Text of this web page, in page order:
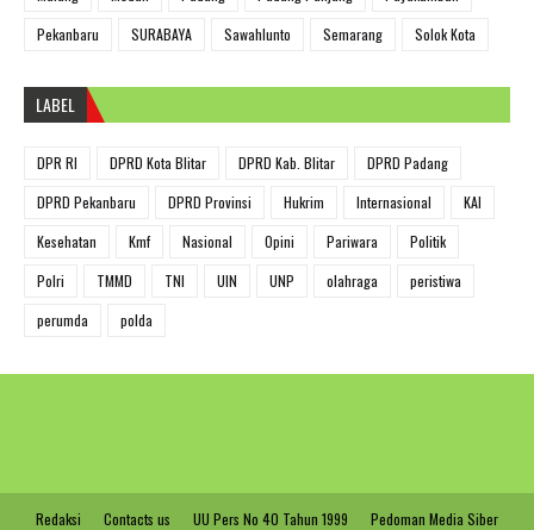
Pekanbaru
SURABAYA Sawahlunto Semarang Solok Kota
LABEL
DPR RI DPRD Kota Blitar DPRD Kab. Blitar
DPRD Padang
DPRD Pekanbaru
DPRD Provinsi Hukrim Internasional
KAI
Kesehatan
Kmf Nasional Opini Pariwara
Politik
Polri
TMMD TNI UIN UNP olahraga
peristiwa
perumda
polda
Redaksi Contacts us UU Pers No 40 Tahun 1999 Pedoman Media Siber